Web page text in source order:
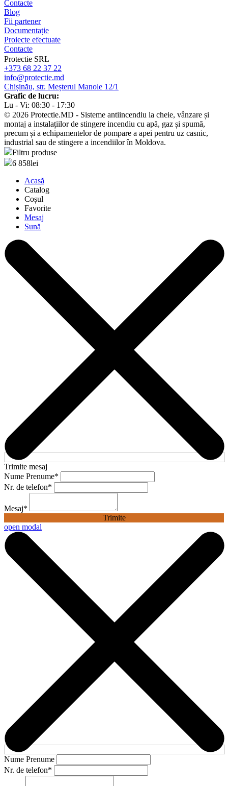
Contacte
Blog
Fii partener
Documentație
Proiecte efectuate
Contacte
Protectie SRL
+373 68 22 37 22
info@protectie.md
Chișinău, str. Meșterul Manole 12/1
Grafic de lucru:
Lu - Vi: 08:30 - 17:30
© 2026 Protectie.MD - Sisteme antiincendiu la cheie, vânzare și
montaj a instalațiilor de stingere incendiu cu apă, gaz și spumă,
precum și a echipamentelor de pompare a apei pentru uz casnic,
industrial sau de stingere a incendiilor în Moldova.
Filtru produse
6 858lei
Acasă
Catalog
Coșul
Favorite
Mesaj
Sună
Trimite mesaj
Nume Prenume*
Nr. de telefon*
Mesaj*
Trimite
open modal
Nume Prenume
Nr. de telefon*